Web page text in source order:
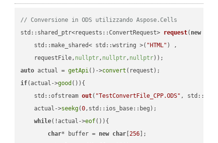
// Conversione in ODS utilizzando Aspose.Cells
std::shared_ptr<requests::ConvertRequest> request( new
    std::make_shared< std::wstring >(
"HTML" ) ,
    requestFile,
nullptr, nullptr, nullptr))
auto actual = getApi()->convert
if(actual->good ()){
std::ofstream out( "TestConvertFile_CPP.ODS" ,
    actual->
seekg(0,std::ios_base::beg);
while(!actual->eof()){
char* buffer = new char [256 ];